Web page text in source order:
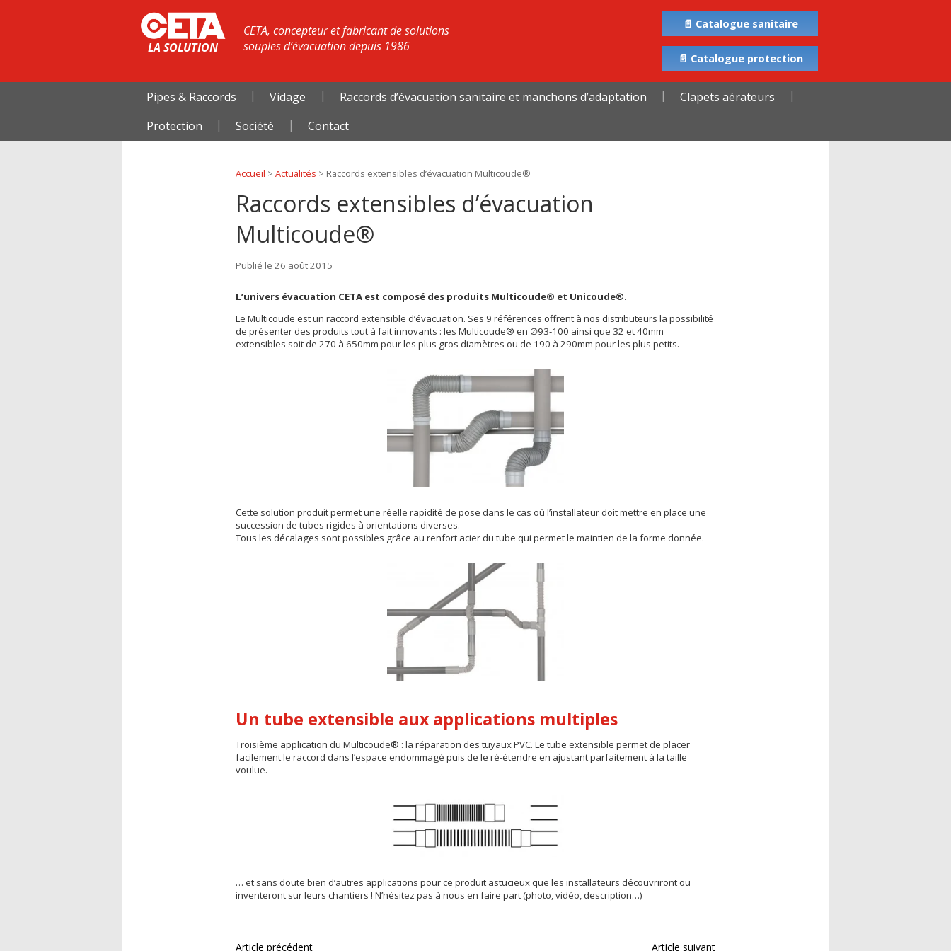
LA SOLUTION
CETA, concepteur et fabricant de solutions
souples d’évacuation depuis 1986
📄 Catalogue sanitaire
📄 Catalogue protection
Pipes & Raccords Vidage Raccords d’évacuation sanitaire et manchons d’adaptation
Clapets aérateurs
Protection
Société Contact
Accueil >Actualités > Raccords extensibles d’évacuation Multicoude®
Raccords extensibles d’évacuation
Multicoude®
Publié le 26 août 2015
L’univers évacuation CETA est composé des produits Multicoude® et Unicoude®.
Le Multicoude est un raccord extensible d’évacuation. Ses 9 références offrent à nos distributeurs la possibilité
de présenter des produits tout à fait innovants : les Multicoude® en ∅93-100 ainsi que 32 et 40mm
extensibles soit de 270 à 650mm pour les plus gros diamètres ou de 190 à 290mm pour les plus petits.
Cette solution produit permet une réelle rapidité de pose dans le cas où l’installateur doit mettre en place une
succession de tubes rigides à orientations diverses.
Tous les décalages sont possibles grâce au renfort acier du tube qui permet le maintien de la forme donnée.
Un tube extensible aux applications multiples
Troisième application du Multicoude® : la réparation des tuyaux PVC. Le tube extensible permet de placer
facilement le raccord dans l’espace endommagé puis de le ré-étendre en ajustant parfaitement à la taille
voulue.
… et sans doute bien d’autres applications pour ce produit astucieux que les installateurs découvriront ou
inventeront sur leurs chantiers ! N’hésitez pas à nous en faire part (photo, vidéo, description…)
Article précédent Article suivant